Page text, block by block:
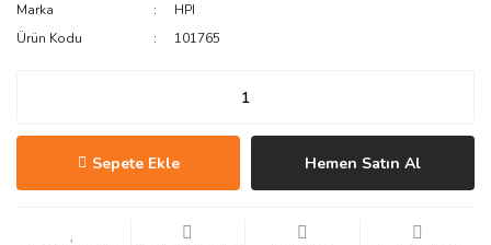
Marka
HPI
Ürün Kodu
101765
Sepete Ekle Hemen Satın Al